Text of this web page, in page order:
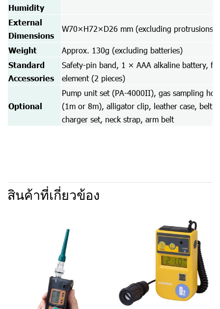
Humidity
External
Dimensions
W70×H72×D26 mm (excluding protrusions)
Weight Approx. 130g (excluding batteries)
Standard
Accessories
Safety-pin band, 1 × AAA alkaline battery,
element (2 pieces)
Optional
Pump unit set (PA-4000II), gas sampling
(1m or 8m), alligator clip, leather case, belt
charger set, neck strap, arm belt
สินค้าที่เกี่ยวข้อง